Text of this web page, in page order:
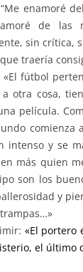
enamoré
de las
sin crítica,
traería
«El fútbol
otra cosa,
película.
comienza
intenso y se
más quien
son los
y
«El portero
el último